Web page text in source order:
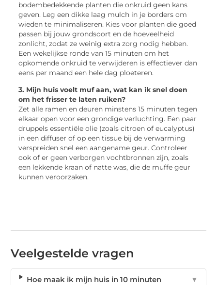
bodembedekkende planten die onkruid geen kans
geven. Leg een dikke laag mulch in je borders om
wieden te minimaliseren. Kies voor planten die goed
passen bij jouw grondsoort en de hoeveelheid
zonlicht, zodat ze weinig extra zorg nodig hebben.
Een wekelijkse ronde van 15 minuten om het
opkomende onkruid te verwijderen is effectiever dan
eens per maand een hele dag ploeteren.
3. Mijn huis voelt muf aan, wat kan ik snel doen
om het frisser te laten ruiken?
Zet alle ramen en deuren minstens 15 minuten tegen
elkaar open voor een grondige verluchting. Een paar
druppels essentiële olie (zoals citroen of eucalyptus)
in een diffuser of op een tissue bij de verwarming
verspreiden snel een aangename geur. Controleer
ook of er geen verborgen vochtbronnen zijn, zoals
een lekkende kraan of natte was, die de muffe geur
kunnen veroorzaken.
Veelgestelde vragen
Hoe maak ik mijn huis in 10 minuten
▼